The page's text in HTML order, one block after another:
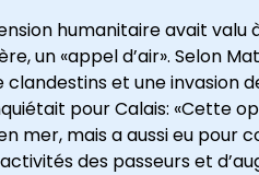
humanitaire avait valu
un «appel d’air». Selon
et une invasion
pour Calais: «Cette
mer, mais a aussi eu pour
des passeurs et